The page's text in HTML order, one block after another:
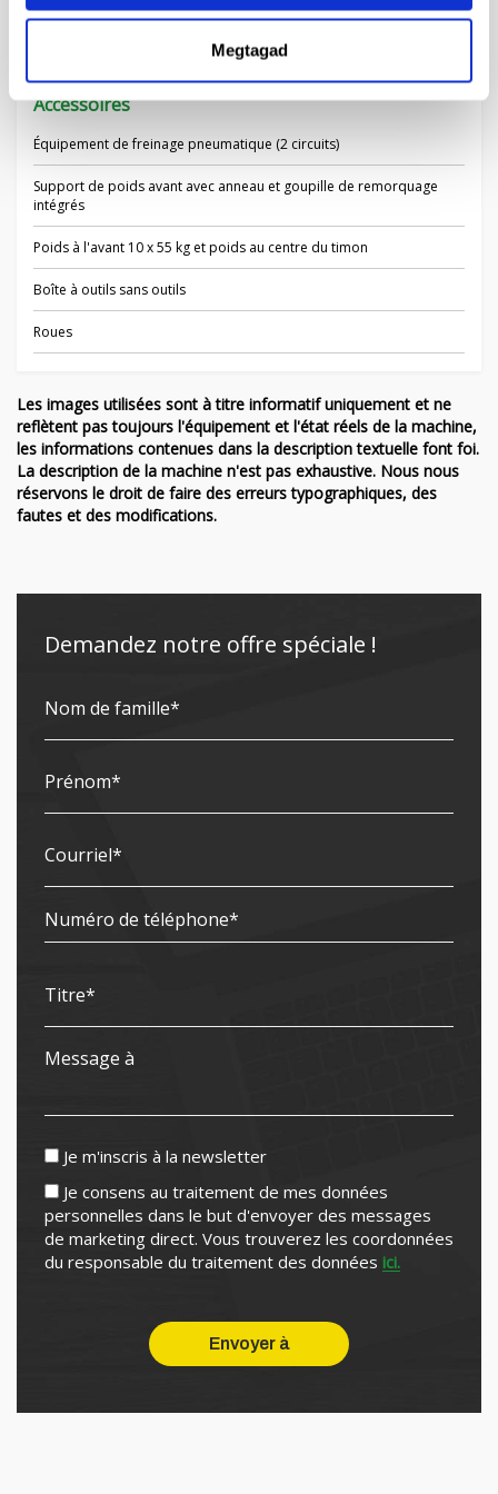
Megtagad
Accessoires
Équipement de freinage pneumatique (2 circuits)
Support de poids avant avec anneau et goupille de remorquage
intégrés
Poids à l'avant 10 x 55 kg et poids au centre du timon
Boîte à outils sans outils
Roues
Les images utilisées sont à titre informatif uniquement et ne
reflètent pas toujours l'équipement et l'état réels de la machine,
les informations contenues dans la description textuelle font foi.
La description de la machine n'est pas exhaustive. Nous nous
réservons le droit de faire des erreurs typographiques, des
fautes et des modifications.
Demandez notre offre spéciale !
Je m'inscris à la newsletter
Je consens au traitement de mes données
personnelles dans le but d'envoyer des messages
de marketing direct. Vous trouverez les coordonnées
du responsable du traitement des données ici.